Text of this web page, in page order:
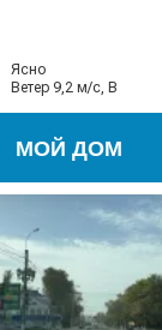
ясно
ветер 9,2 м/с, В
МОЙ ДОМ